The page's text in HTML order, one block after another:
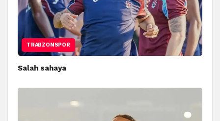
TRABZONSPOR
Salah sahaya